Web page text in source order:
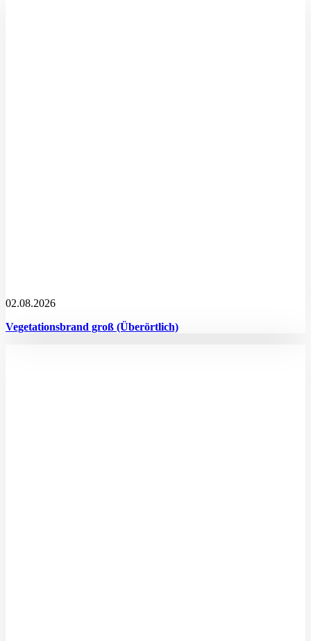
02.08.2026
Vegetationsbrand groß (Überörtlich)